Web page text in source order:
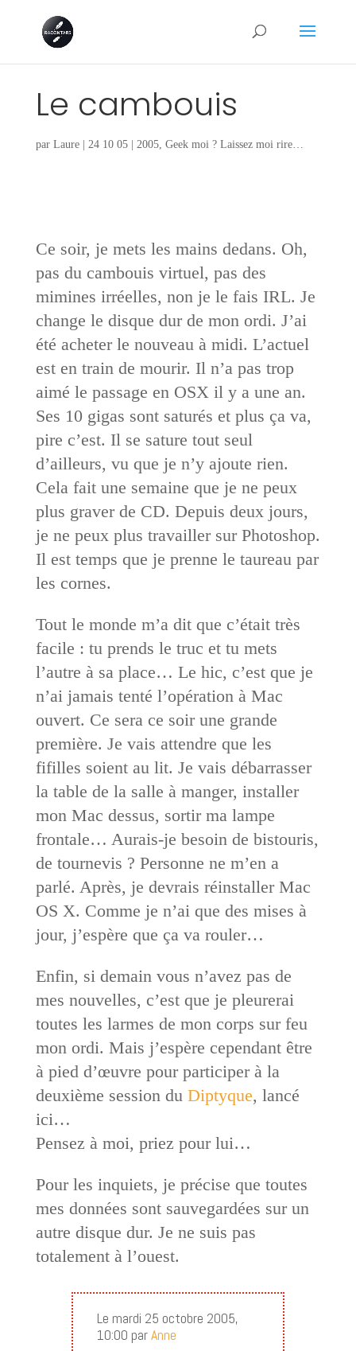
Le cambouis
par Laure| 24 10 05| 2005, Geek moi ? Laissez moi rire…
Ce soir, je mets les mains dedans. Oh,
pas du cambouis virtuel, pas des
mimines irréelles, non je le fais IRL. Je
change le disque dur de mon ordi. J’ai
été acheter le nouveau à midi. L’actuel
est en train de mourir. Il n’a pas trop
aimé le passage en OSX il y a une an.
Ses 10 gigas sont saturés et plus ça va,
pire c’est. Il se sature tout seul
d’ailleurs, vu que je n’y ajoute rien.
Cela fait une semaine que je ne peux
plus graver de CD. Depuis deux jours,
je ne peux plus travailler sur Photoshop.
Il est temps que je prenne le taureau par
les cornes.
Tout le monde m’a dit que c’était très
facile : tu prends le truc et tu mets
l’autre à sa place… Le hic, c’est que je
n’ai jamais tenté l’opération à Mac
ouvert. Ce sera ce soir une grande
première. Je vais attendre que les
fifilles soient au lit. Je vais débarrasser
la table de la salle à manger, installer
mon Mac dessus, sortir ma lampe
frontale… Aurais-je besoin de bistouris,
de tournevis ? Personne ne m’en a
parlé. Après, je devrais réinstaller Mac
OS X. Comme je n’ai que des mises à
jour, j’espère que ça va rouler…
Enfin, si demain vous n’avez pas de
mes nouvelles, c’est que je pleurerai
toutes les larmes de mon corps sur feu
mon ordi. Mais j’espère cependant être
à pied d’œuvre pour participer à la
deuxième session du Diptyque, lancé
ici…
Pensez à moi, priez pour lui…
Pour les inquiets, je précise que toutes
mes données sont sauvegardées sur un
autre disque dur. Je ne suis pas
totalement à l’ouest.
Le mardi 25 octobre 2005,
10:00 parAnne